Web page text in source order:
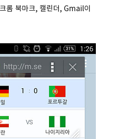
롬 북마크, 캘린더, Gmail이